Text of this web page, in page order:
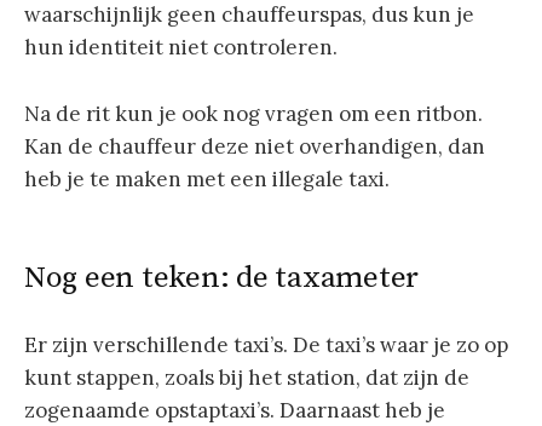
waarschijnlijk geen chauffeurspas, dus kun je
hun identiteit niet controleren.
Na de rit kun je ook nog vragen om een ritbon.
Kan de chauffeur deze niet overhandigen, dan
heb je te maken met een illegale taxi.
Nog een teken: de taxameter
Er zijn verschillende taxi’s. De taxi’s waar je zo op
kunt stappen, zoals bij het station, dat zijn de
zogenaamde opstaptaxi’s. Daarnaast heb je